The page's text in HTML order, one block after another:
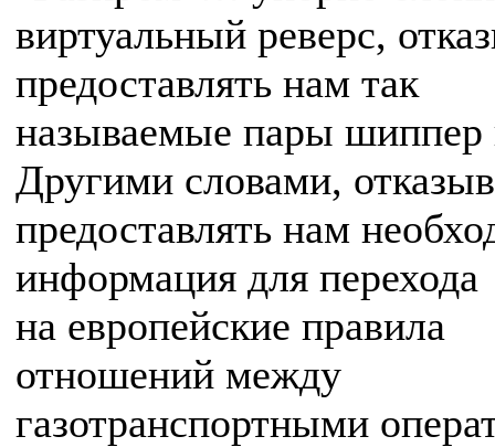
виртуальный реверс,
предоставлять нам так
называемые пары шиппер
Другими словами,
предоставлять нам
информация для перехода
на европейские правила
отношений между
газотранспортными